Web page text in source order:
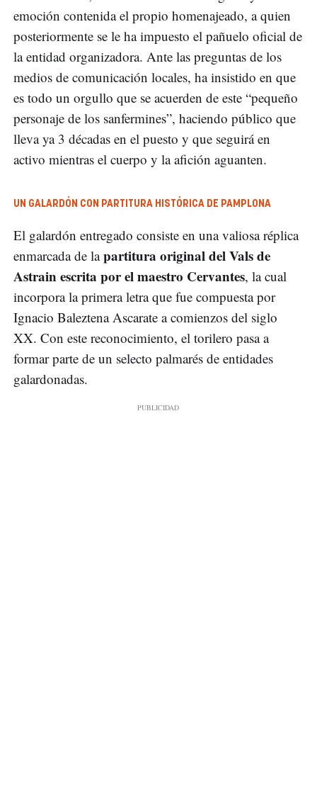
emoción contenida el propio homenajeado, a quien
posteriormente se le ha impuesto el pañuelo oficial de
la entidad organizadora. Ante las preguntas de los
medios de comunicación locales, ha insistido en que
es todo un orgullo que se acuerden de este “pequeño
personaje de los sanfermines”, haciendo público que
lleva ya 3 décadas en el puesto y que seguirá en
activo mientras el cuerpo y la afición aguanten.
UN GALARDÓN CON PARTITURA HISTÓRICA DE PAMPLONA
El galardón entregado consiste en una valiosa réplica
enmarcada de lapartitura original del Vals de
Astrain escrita por el maestro Cervantes, la cual
incorpora la primera letra que fue compuesta por
Ignacio Baleztena Ascarate a comienzos del siglo
XX. Con este reconocimiento, el torilero pasa a
formar parte de un selecto palmarés de entidades
galardonadas.